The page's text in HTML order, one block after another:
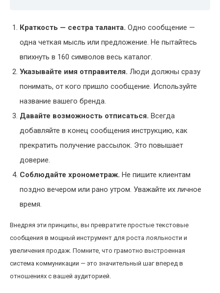
Краткость — сестра таланта. Одно сообщение —
одна четкая мысль или предложение. Не пытайтесь
впихнуть в 160 символов весь каталог.
Указывайте имя отправителя. Люди должны сразу
понимать, от кого пришло сообщение. Используйте
название вашего бренда.
Давайте возможность отписаться. Всегда
добавляйте в конец сообщения инструкцию, как
прекратить получение рассылок. Это повышает
доверие.
Соблюдайте хронометраж. Не пишите клиентам
поздно вечером или рано утром. Уважайте их личное
время.
Внедряя эти принципы, вы превратите простые текстовые
сообщения в мощный инструмент для роста лояльности и
увеличения продаж. Помните, что грамотно выстроенная
система коммуникации — это значительный шаг вперед в
отношениях с вашей аудиторией.